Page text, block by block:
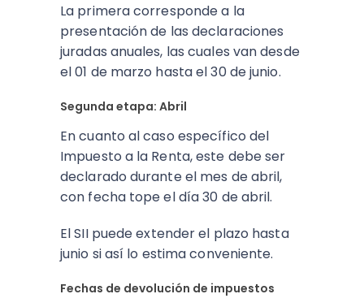
La primera corresponde a la
presentación de las declaraciones
juradas anuales, las cuales van desde
el 01 de marzo hasta el 30 de junio.
Segunda etapa: Abril
En cuanto al caso específico del
Impuesto a la Renta, este debe ser
declarado durante el mes de abril,
con fecha tope el día 30 de abril.
El SII puede extender el plazo hasta
junio si así lo estima conveniente.
Fechas de devolución de impuestos